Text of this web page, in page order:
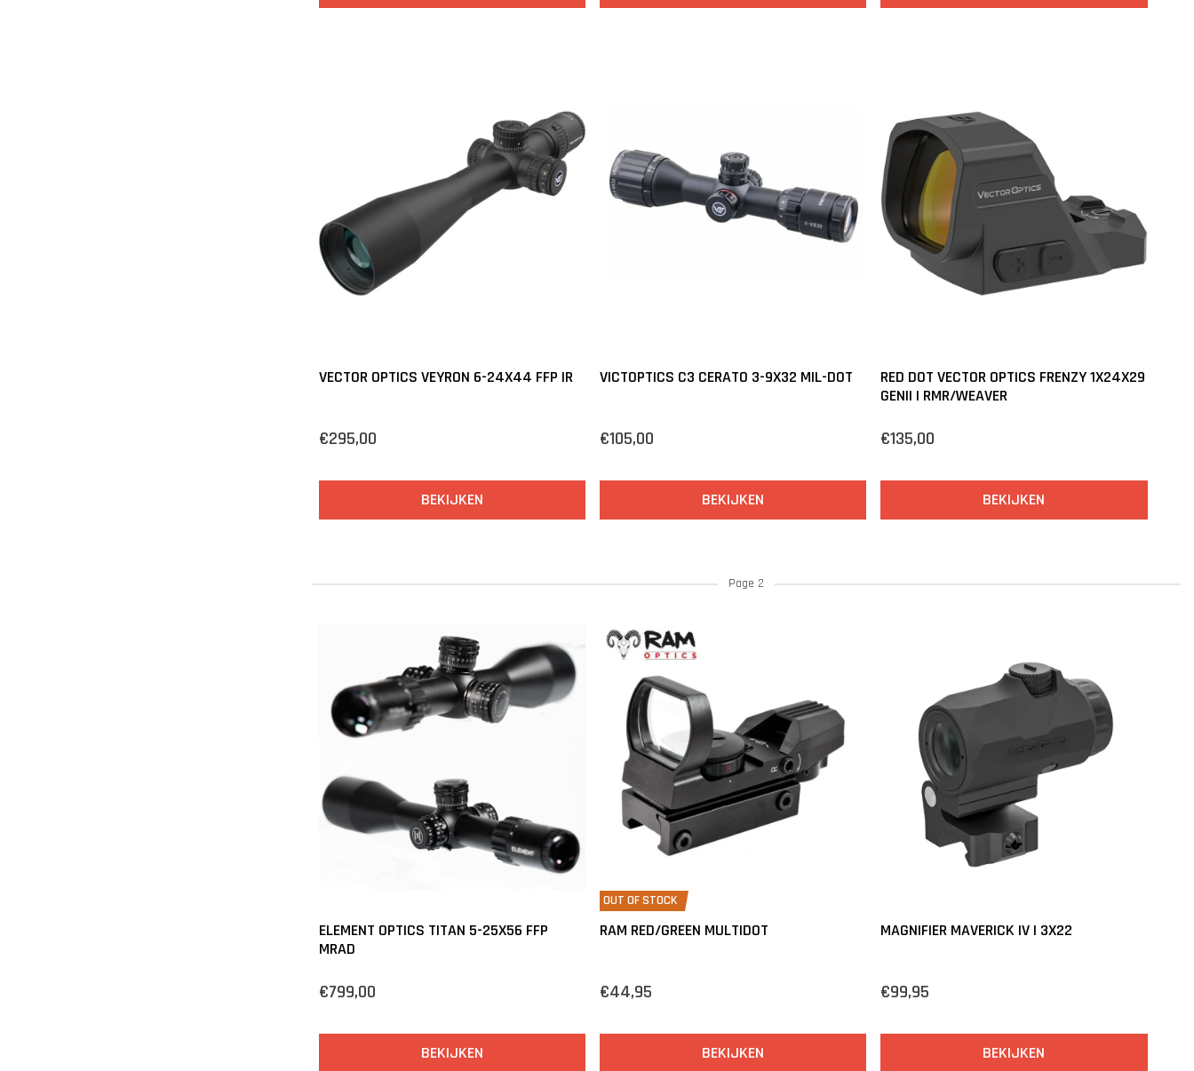
VECTOR OPTICS VEYRON 6-24X44 FFP IR
€295,00
BEKIJKEN
VICTOPTICS C3 CERATO 3-9X32 MIL-DOT
€105,00
BEKIJKEN
RED DOT VECTOR OPTICS FRENZY 1X24X29
GENII | RMR/WEAVER
€135,00
BEKIJKEN
Page 2
ELEMENT OPTICS TITAN 5-25X56 FFP
MRAD
€799,00
BEKIJKEN
OUT OF STOCK
RAM RED/GREEN MULTIDOT
€44,95
BEKIJKEN
MAGNIFIER MAVERICK IV | 3X22
€99,95
BEKIJKEN